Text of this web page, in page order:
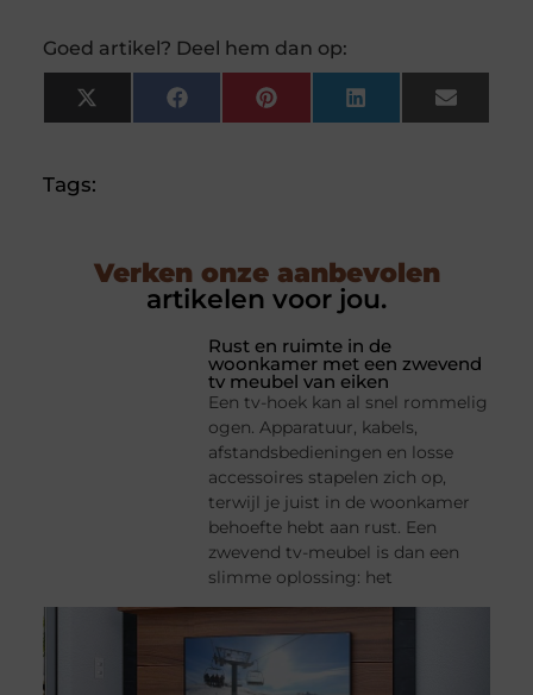
Goed artikel? Deel hem dan op:
X
(Twitter)
FacebookPinterestLinkedInEmail
Tags:
Verken onze aanbevolen
artikelen voor jou.
Rust en ruimte in de
woonkamer met een zwevend
tv meubel van eiken
Een tv-hoek kan al snel rommelig
ogen. Apparatuur, kabels,
afstandsbedieningen en losse
accessoires stapelen zich op,
terwijl je juist in de woonkamer
behoefte hebt aan rust. Een
zwevend tv-meubel is dan een
slimme oplossing: het